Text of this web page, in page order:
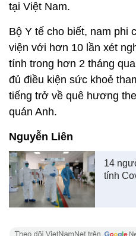
tại Việt Nam.
Bộ Y tế cho biết, nam phi
viện với hơn 10 lần xét
tính trong hơn 2 tháng
đủ điều kiện sức khoẻ
tiếng trở về quê hương
quán Anh.
Nguyễn Liên
14
tính